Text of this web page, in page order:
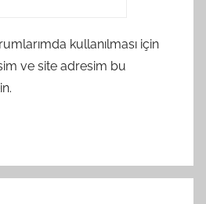
kullanılması için
ve site adresim bu